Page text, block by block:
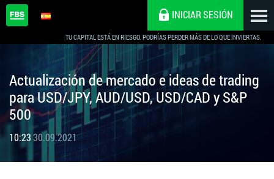
TU CAPITAL ESTÁ EN RIESGO. PODRÍAS PERDER MÁS DE LO QUE INVIERTAS.
INICIAR SESIÓN
Actualización de mercado e ideas de trading
para USD/JPY, AUD/USD, USD/CAD y S&P
500
10:2330.09.2021